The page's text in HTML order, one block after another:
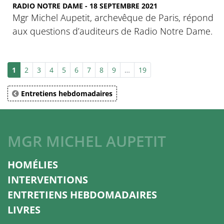
RADIO NOTRE DAME - 18 SEPTEMBRE 2021
Mgr Michel Aupetit, archevêque de Paris, répond
aux questions d’auditeurs de Radio Notre Dame.
1 2 3 4 5 6 7 8 9 … 19
Entretiens hebdomadaires
MGR MICHEL AUPETIT
HOMÉLIES
INTERVENTIONS
ENTRETIENS HEBDOMADAIRES
LIVRES